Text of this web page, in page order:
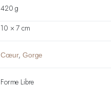
420 g
10 × 7 cm
Cœur,Gorge
Forme Libre